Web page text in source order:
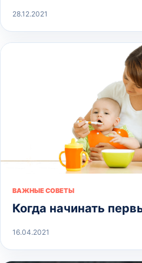
28.12.2021
ВАЖНЫЕ СОВЕТЫ
Когда начинать
16.04.2021